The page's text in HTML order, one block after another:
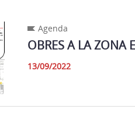
Agenda
OBRES A LA ZONA
13/09/2022